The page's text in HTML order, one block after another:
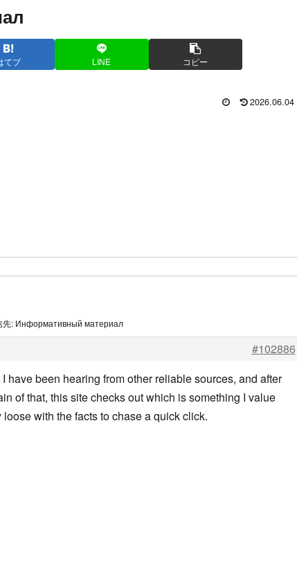
てブ LINE コピー
2026.06.04
先: Информативный материал
#102886
have been hearing from other reliable sources, and after
of that, this site checks out which is something I value
with the facts to chase a quick click.